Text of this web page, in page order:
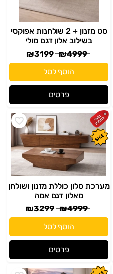
סט מזנון + 2 שולחנות אפוקסי
בשילוב אלון דגם מולי
₪4999
₪3199
הוסף לסל
פרטים
מערכת סלון כוללת מזנון ושולחן
מאלון דגם אמה
₪4999
₪3299
הוסף לסל
פרטים